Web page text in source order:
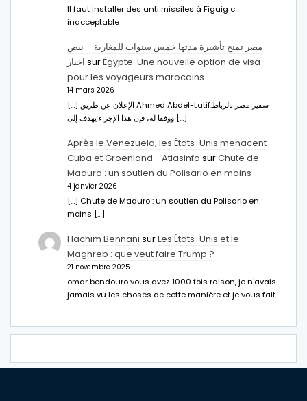
Il faut installer des anti missiles à Figuig c
inacceptable
مصر تمنح تأشيرة مدتها خمس سنوات للمغاربة – نبض
اخبار surÉgypte: Une nouvelle option de visa
pour les voyageurs marocains
14 mars 2026
[…] الإعلان عن طريق Ahmed Abdel-Latifسفير مصر بالرباط.
ووفقا له، فإن هذا الإجراء يهدف إلى […]
Après le Venezuela, les États-Unis menacent
Cuba et Groenland - Atlasinfo surChute de
Maduro : un soutien du Polisario en moins
4 janvier 2026
[…] Chute de Maduro : un soutien du Polisario en
moins […]
Hachim Bennani surLes États-Unis et le
Maghreb : que veut faire Trump ?
21 novembre 2025
omar bendouro vous avez 1000 fois raison, je n'avais
jamais vu les choses de cette manière et je vous fait…